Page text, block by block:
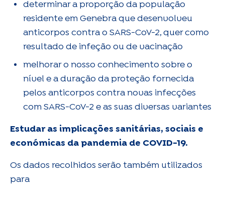
determinar a proporção da população
residente em Genebra que desenvolveu
anticorpos contra o SARS-CoV-2, quer como
resultado de infeção ou de vacinação
melhorar o nosso conhecimento sobre o
nível e a duração da proteção fornecida
pelos anticorpos contra novas infecções
com SARS-CoV-2 e as suas diversas variantes
Estudar as implicações sanitárias, sociais e
económicas da pandemia de COVID-19.
Os dados recolhidos serão também utilizados
para